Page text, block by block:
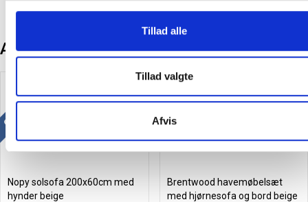
Tillad alle
Tillad valgte
Afvis
Andre kunder købte også
Gratis levering
Nopy solsofa 200x60cm med
hynder beige
Gratis levering
Brentwood havemøbelsæt
med hjørnesofa og bord beige